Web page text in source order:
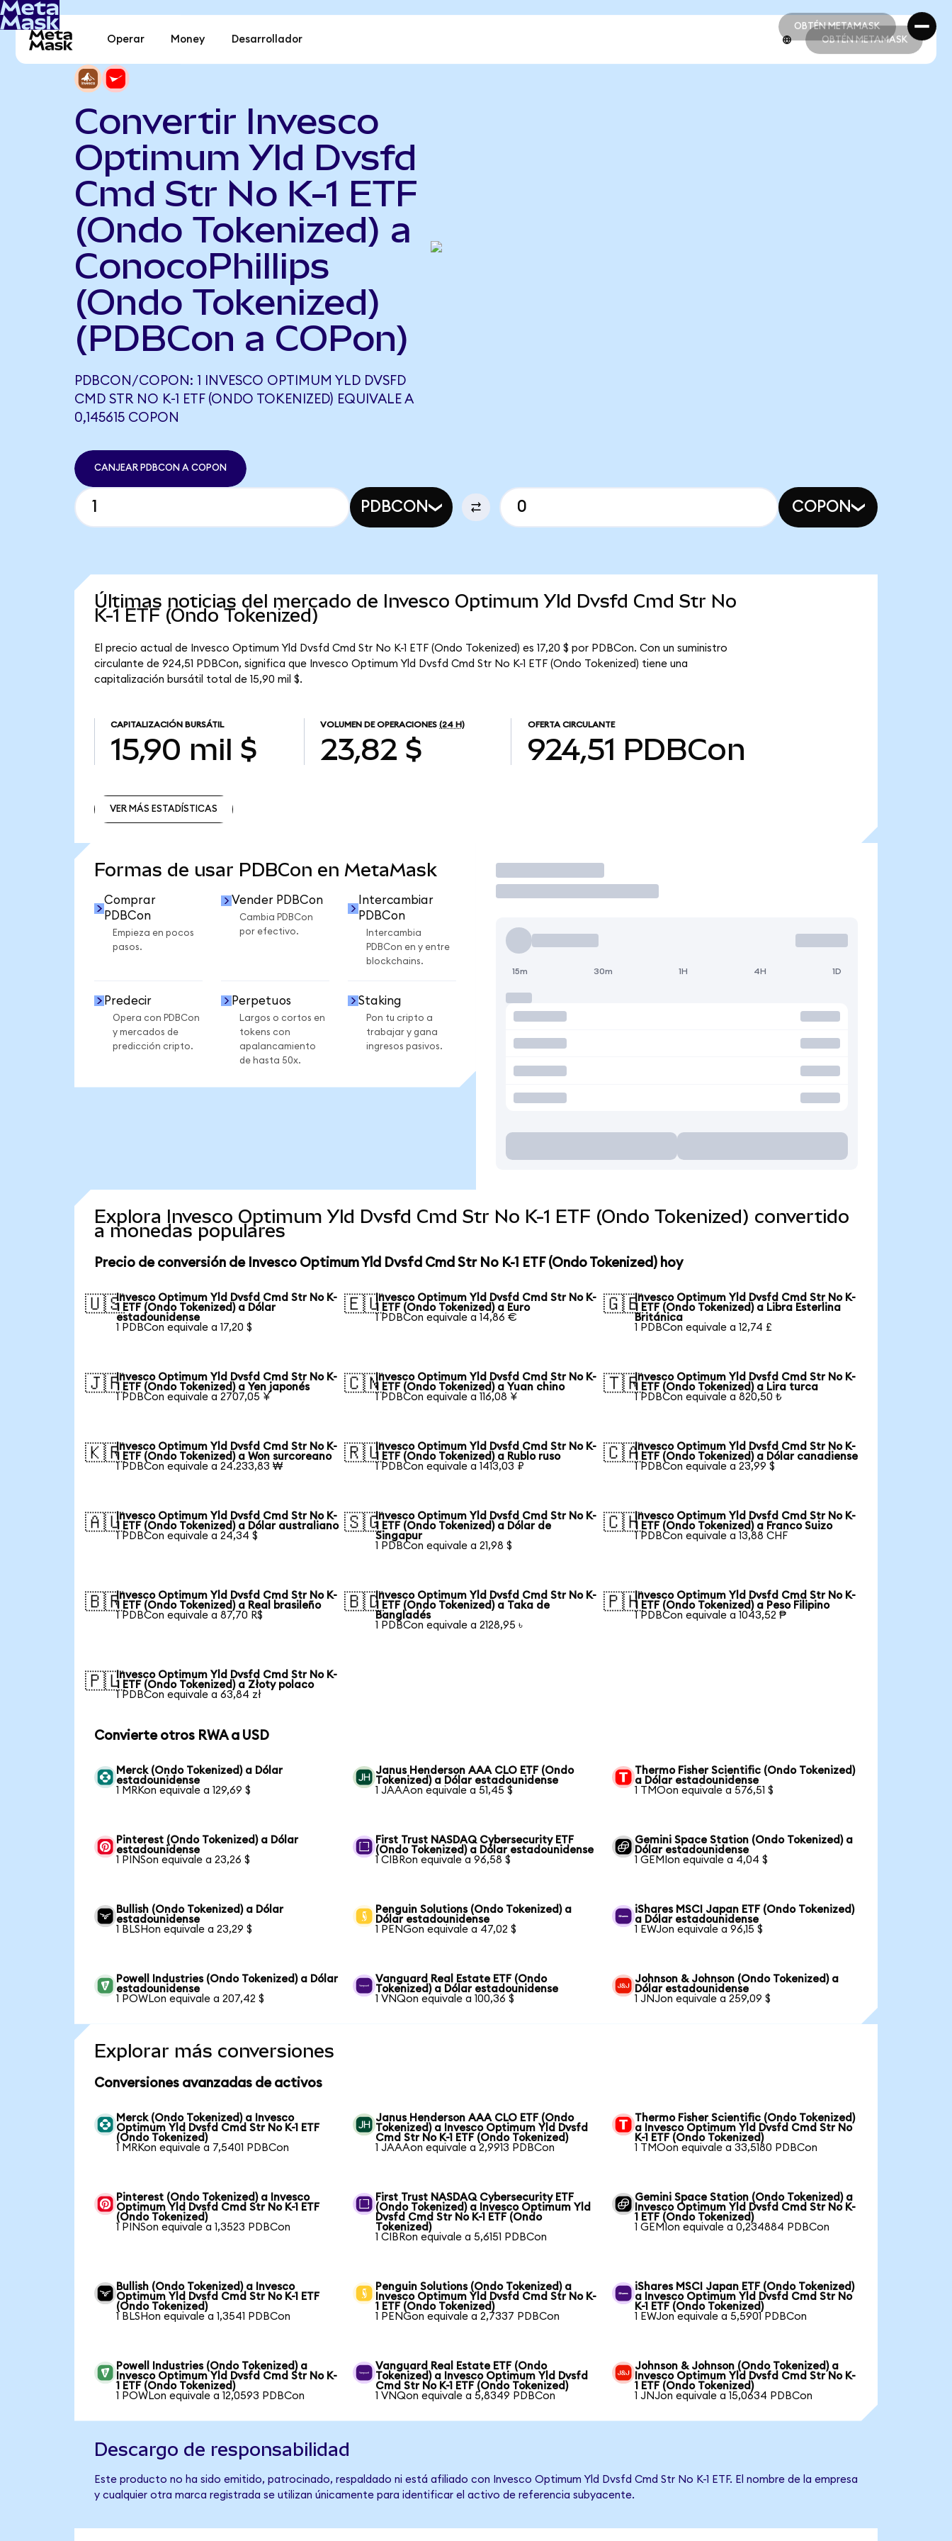
OBTÉN METAMASK
OBTÉN METAMASK
Operar Money Desarrollador OBTÉN METAMASK
Convertir Invesco
Optimum Yld Dvsfd
Cmd Str No K-1 ETF
(Ondo Tokenized) a
ConocoPhillips
(Ondo Tokenized)
(PDBCon a COPon)
PDBCON/COPON: 1 INVESCO OPTIMUM YLD DVSFD
CMD STR NO K-1 ETF (ONDO TOKENIZED) EQUIVALE A
0,145615 COPON
CANJEAR PDBCON A COPON
PDBCON COPON
Últimas noticias del mercado de Invesco Optimum Yld Dvsfd Cmd Str No
K-1 ETF (Ondo Tokenized)
El precio actual de Invesco Optimum Yld Dvsfd Cmd Str No K-1 ETF (Ondo Tokenized) es 17,20 $ por PDBCon. Con un suministro
circulante de 924,51 PDBCon, significa que Invesco Optimum Yld Dvsfd Cmd Str No K-1 ETF (Ondo Tokenized) tiene una
capitalización bursátil total de 15,90 mil $.
CAPITALIZACIÓN BURSÁTIL
15,90 mil $
VOLUMEN DE OPERACIONES (24 H)
23,82 $
OFERTA CIRCULANTE
924,51 PDBCon
VER MÁS ESTADÍSTICAS
Formas de usar PDBCon en MetaMask
Comprar
PDBCon
Empieza en pocos
pasos.
Vender PDBCon
Cambia PDBCon
por efectivo.
Intercambiar
PDBCon
Intercambia
PDBCon en y entre
blockchains.
Predecir
Opera con PDBCon
y mercados de
predicción cripto.
Perpetuos
Largos o cortos en
tokens con
apalancamiento
de hasta 50x.
Staking
Pon tu cripto a
trabajar y gana
ingresos pasivos.
Operar
15m 30m 1H 4H 1D
Explora Invesco Optimum Yld Dvsfd Cmd Str No K-1 ETF (Ondo Tokenized) convertido
a monedas populares
Precio de conversión de Invesco Optimum Yld Dvsfd Cmd Str No K-1 ETF (Ondo Tokenized) hoy
🇺🇸Invesco Optimum Yld Dvsfd Cmd Str No K-
1 ETF (Ondo Tokenized) a Dólar
estadounidense
1 PDBCon equivale a 17,20 $
🇪🇺Invesco Optimum Yld Dvsfd Cmd Str No K-
1 ETF (Ondo Tokenized) a Euro
1 PDBCon equivale a 14,86 €
🇬🇧Invesco Optimum Yld Dvsfd Cmd Str No K-
1 ETF (Ondo Tokenized) a Libra Esterlina
Británica
1 PDBCon equivale a 12,74 £
🇯🇵Invesco Optimum Yld Dvsfd Cmd Str No K-
1 ETF (Ondo Tokenized) a Yen japonés
1 PDBCon equivale a 2707,05 ¥
🇨🇳Invesco Optimum Yld Dvsfd Cmd Str No K-
1 ETF (Ondo Tokenized) a Yuan chino
1 PDBCon equivale a 116,08 ¥
🇹🇷Invesco Optimum Yld Dvsfd Cmd Str No K-
1 ETF (Ondo Tokenized) a Lira turca
1 PDBCon equivale a 820,50 ₺
🇰🇷Invesco Optimum Yld Dvsfd Cmd Str No K-
1 ETF (Ondo Tokenized) a Won surcoreano
1 PDBCon equivale a 24.233,83 ₩
🇷🇺Invesco Optimum Yld Dvsfd Cmd Str No K-
1 ETF (Ondo Tokenized) a Rublo ruso
1 PDBCon equivale a 1413,03 ₽
🇨🇦Invesco Optimum Yld Dvsfd Cmd Str No K-
1 ETF (Ondo Tokenized) a Dólar canadiense
1 PDBCon equivale a 23,99 $
🇦🇺Invesco Optimum Yld Dvsfd Cmd Str No K-
1 ETF (Ondo Tokenized) a Dólar australiano
1 PDBCon equivale a 24,34 $
🇸🇬Invesco Optimum Yld Dvsfd Cmd Str No K-
1 ETF (Ondo Tokenized) a Dólar de
Singapur
1 PDBCon equivale a 21,98 $
🇨🇭Invesco Optimum Yld Dvsfd Cmd Str No K-
1 ETF (Ondo Tokenized) a Franco Suizo
1 PDBCon equivale a 13,88 CHF
🇧🇷Invesco Optimum Yld Dvsfd Cmd Str No K-
1 ETF (Ondo Tokenized) a Real brasileño
1 PDBCon equivale a 87,70 R$
🇧🇩Invesco Optimum Yld Dvsfd Cmd Str No K-
1 ETF (Ondo Tokenized) a Taka de
Bangladés
1 PDBCon equivale a 2128,95 ৳
🇵🇭Invesco Optimum Yld Dvsfd Cmd Str No K-
1 ETF (Ondo Tokenized) a Peso Filipino
1 PDBCon equivale a 1043,52 ₱
🇵🇱Invesco Optimum Yld Dvsfd Cmd Str No K-
1 ETF (Ondo Tokenized) a Złoty polaco
1 PDBCon equivale a 63,84 zł
Convierte otros RWA a USD
Merck (Ondo Tokenized) a Dólar
estadounidense
1 MRKon equivale a 129,69 $
Janus Henderson AAA CLO ETF (Ondo
Tokenized) a Dólar estadounidense
1 JAAAon equivale a 51,45 $
Thermo Fisher Scientific (Ondo Tokenized)
a Dólar estadounidense
1 TMOon equivale a 576,51 $
Pinterest (Ondo Tokenized) a Dólar
estadounidense
1 PINSon equivale a 23,26 $
First Trust NASDAQ Cybersecurity ETF
(Ondo Tokenized) a Dólar estadounidense
1 CIBRon equivale a 96,58 $
Gemini Space Station (Ondo Tokenized) a
Dólar estadounidense
1 GEMIon equivale a 4,04 $
Bullish (Ondo Tokenized) a Dólar
estadounidense
1 BLSHon equivale a 23,29 $
Penguin Solutions (Ondo Tokenized) a
Dólar estadounidense
1 PENGon equivale a 47,02 $
iShares MSCI Japan ETF (Ondo Tokenized)
a Dólar estadounidense
1 EWJon equivale a 96,15 $
Powell Industries (Ondo Tokenized) a Dólar
estadounidense
1 POWLon equivale a 207,42 $
Vanguard Real Estate ETF (Ondo
Tokenized) a Dólar estadounidense
1 VNQon equivale a 100,36 $
Johnson & Johnson (Ondo Tokenized) a
Dólar estadounidense
1 JNJon equivale a 259,09 $
Explorar más conversiones
Conversiones avanzadas de activos
Merck (Ondo Tokenized) a Invesco
Optimum Yld Dvsfd Cmd Str No K-1 ETF
(Ondo Tokenized)
1 MRKon equivale a 7,5401 PDBCon
Janus Henderson AAA CLO ETF (Ondo
Tokenized) a Invesco Optimum Yld Dvsfd
Cmd Str No K-1 ETF (Ondo Tokenized)
1 JAAAon equivale a 2,9913 PDBCon
Thermo Fisher Scientific (Ondo Tokenized)
a Invesco Optimum Yld Dvsfd Cmd Str No
K-1 ETF (Ondo Tokenized)
1 TMOon equivale a 33,5180 PDBCon
Pinterest (Ondo Tokenized) a Invesco
Optimum Yld Dvsfd Cmd Str No K-1 ETF
(Ondo Tokenized)
1 PINSon equivale a 1,3523 PDBCon
First Trust NASDAQ Cybersecurity ETF
(Ondo Tokenized) a Invesco Optimum Yld
Dvsfd Cmd Str No K-1 ETF (Ondo
Tokenized)
1 CIBRon equivale a 5,6151 PDBCon
Gemini Space Station (Ondo Tokenized) a
Invesco Optimum Yld Dvsfd Cmd Str No K-
1 ETF (Ondo Tokenized)
1 GEMIon equivale a 0,234884 PDBCon
Bullish (Ondo Tokenized) a Invesco
Optimum Yld Dvsfd Cmd Str No K-1 ETF
(Ondo Tokenized)
1 BLSHon equivale a 1,3541 PDBCon
Penguin Solutions (Ondo Tokenized) a
Invesco Optimum Yld Dvsfd Cmd Str No K-
1 ETF (Ondo Tokenized)
1 PENGon equivale a 2,7337 PDBCon
iShares MSCI Japan ETF (Ondo Tokenized)
a Invesco Optimum Yld Dvsfd Cmd Str No
K-1 ETF (Ondo Tokenized)
1 EWJon equivale a 5,5901 PDBCon
Powell Industries (Ondo Tokenized) a
Invesco Optimum Yld Dvsfd Cmd Str No K-
1 ETF (Ondo Tokenized)
1 POWLon equivale a 12,0593 PDBCon
Vanguard Real Estate ETF (Ondo
Tokenized) a Invesco Optimum Yld Dvsfd
Cmd Str No K-1 ETF (Ondo Tokenized)
1 VNQon equivale a 5,8349 PDBCon
Johnson & Johnson (Ondo Tokenized) a
Invesco Optimum Yld Dvsfd Cmd Str No K-
1 ETF (Ondo Tokenized)
1 JNJon equivale a 15,0634 PDBCon
Descargo de responsabilidad
Este producto no ha sido emitido, patrocinado, respaldado ni está afiliado con Invesco Optimum Yld Dvsfd Cmd Str No K-1 ETF. El nombre de la empresa
y cualquier otra marca registrada se utilizan únicamente para identificar el activo de referencia subyacente.